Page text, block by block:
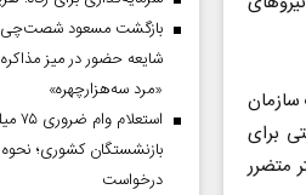
برای
متضرر
بازگشت مسعود شصت‌چی با
شایعه حضور در میز مذاکره
«مرد سه‌هزارچهره»
بازنشستگان کشوری؛
درخواست